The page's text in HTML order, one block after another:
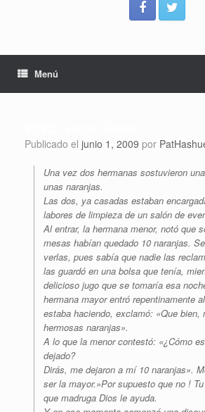
Menú
Publicado el junio 1, 2009 por
Una vez dos hermanas sostuvieron
unas naranjas.
Las dos, ya casadas estaban
labores de limpieza de un salón de
Al entrar, la hermana menor, notó que
mesas habían quedado 10 naranjas.
verlas, pues sabía que nadie las
las guardó en una bolsa que tenía,
delicioso jugo que se tomaría esa
hermana mayor entró repentinamente
estaba haciendo, exclamó: «Que bien,
hermosas naranjas».
A lo que la menor contestó: «¿Cómo
dejado?
Dirás, me dejaron a mí 10 naranjas».
ser la mayor.»Por supuesto que no !
que madruga Dios le ayuda.